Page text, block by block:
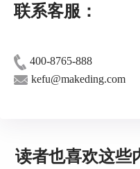
技术，它的OCR文字
合识别，对复杂排版
二、如何文字识别
不管用哪款工具
1、打开软件，点
打开】，然后选择要
联系客服：
400-8765-888
kefu@makeding.com
读者也喜欢这些